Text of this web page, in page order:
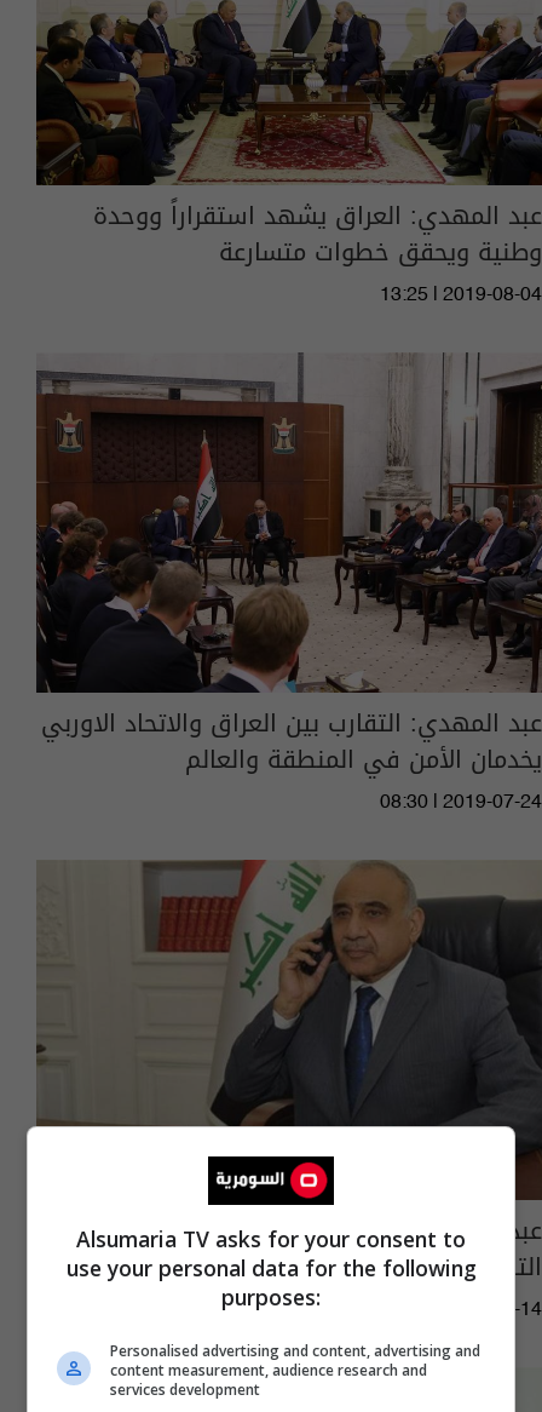
عبد المهدي: العراق يشهد استقراراً ووحدة
وطنية ويحقق خطوات متسارعة
13:25 | 2019-08-04
عبد المهدي: التقارب بين العراق والاتحاد الاوربي
يخدمان الأمن في المنطقة والعالم
08:30 | 2019-07-24
عبد المهدي لبومبيو: العراق يسعى لتحقيق
التهدئة وحماية مصالح شعوب وبلدان المنطقة
08:44 | 2019-06-14
Alsumaria TV asks for your consent to
use your personal data for the following
purposes:
Personalised advertising and content, advertising and
content measurement, audience research and
services development